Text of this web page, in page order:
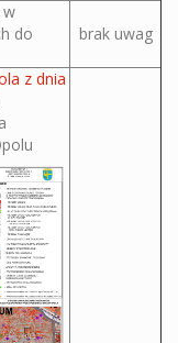
w
do
brak uwag
z dnia